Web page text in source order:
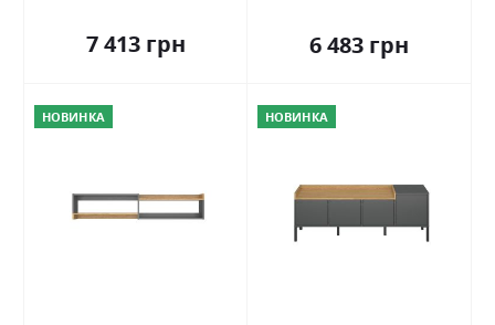
7 413 грн 6 483 грн
НОВИНКА НОВИНКА